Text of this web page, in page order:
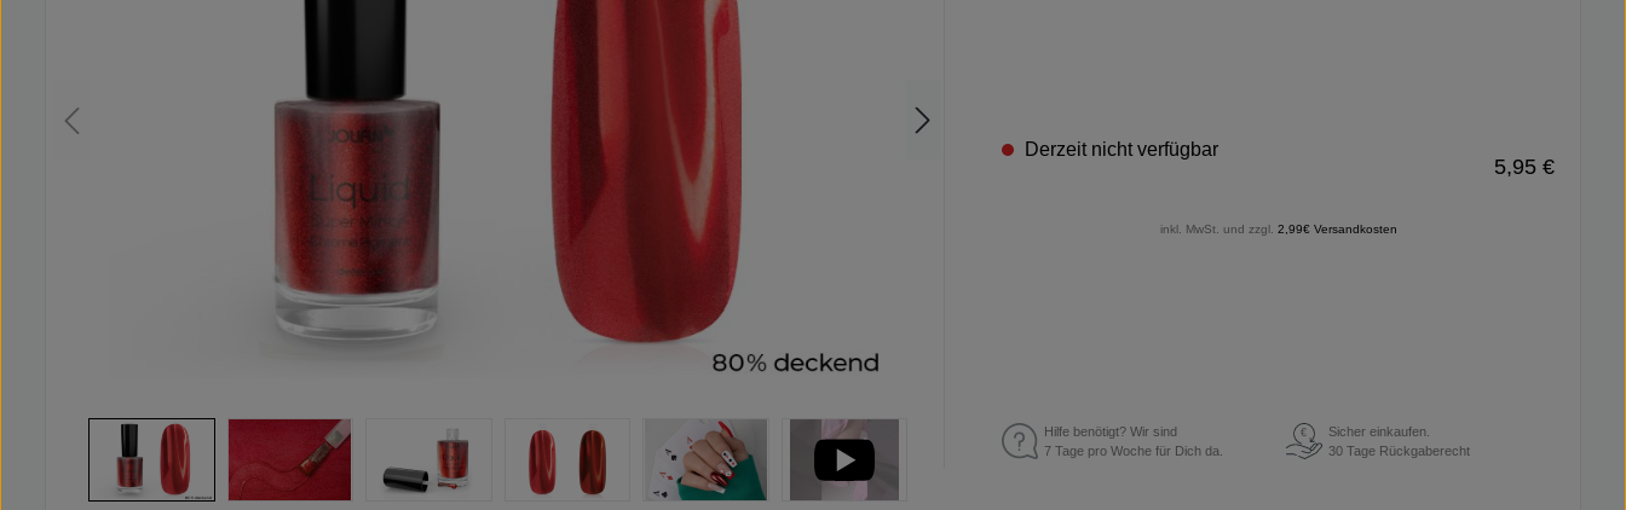
Derzeit nicht verfügbar
5,95 €
inkl. MwSt. und zzgl. 2,99€ Versandkosten
Hilfe benötigt? Wir sind
7 Tage pro Woche für Dich da.
€
Sicher einkaufen.
30 Tage Rückgaberecht